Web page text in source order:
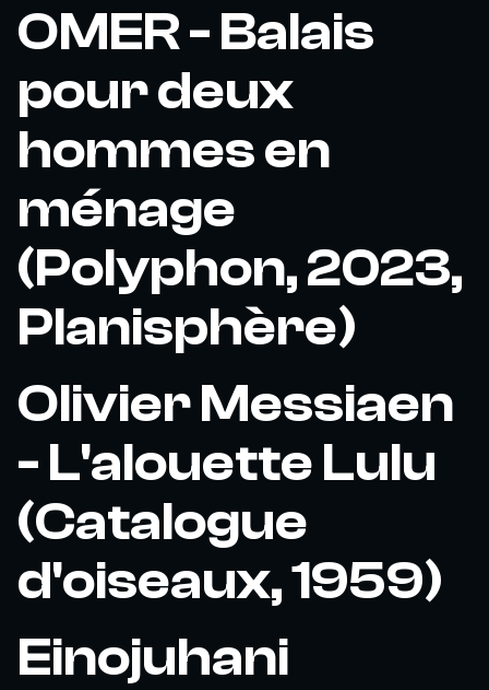
OMER - Balais
pour deux
hommes en
ménage
(Polyphon, 2023,
Planisphère)
Olivier Messiaen
- L'alouette Lulu
(Catalogue
d'oiseaux, 1959)
Einojuhani